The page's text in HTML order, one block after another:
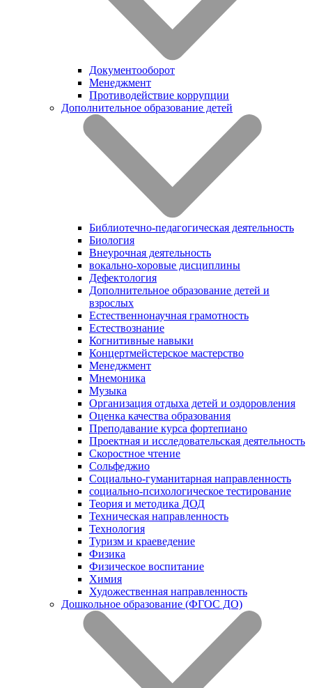
Документооборот
Менеджмент
Противодействие коррупции
Дополнительное образование детей
Библиотечно-педагогическая деятельность
Биология
Внеурочная деятельность
вокально-хоровые дисциплины
Дефектология
Дополнительное образование детей и
взрослых
Естественнонаучная грамотность
Естествознание
Когнитивные навыки
Концертмейстерское мастерство
Менеджмент
Мнемоника
Музыка
Организация отдыха детей и оздоровления
Оценка качества образования
Преподавание курса фортепиано
Проектная и исследовательская деятельность
Скоростное чтение
Сольфеджио
Социально-гуманитарная направленность
социально-психологическое тестирование
Теория и методика ДОД
Техническая направленность
Технология
Туризм и краеведение
Физика
Физическое воспитание
Химия
Художественная направленность
Дошкольное образование (ФГОС ДО)